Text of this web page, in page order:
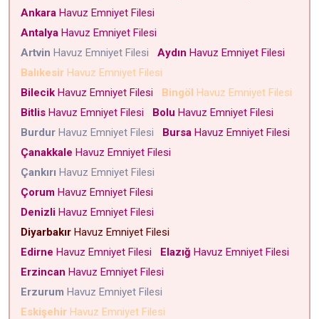
Ankara Havuz Emniyet Filesi
Antalya Havuz Emniyet Filesi
Artvin Havuz Emniyet Filesi Aydın Havuz Emniyet Filesi
Balıkesir Havuz Emniyet Filesi
Bilecik Havuz Emniyet Filesi Bingöl Havuz Emniyet Filesi
Bitlis Havuz Emniyet Filesi Bolu Havuz Emniyet Filesi
Burdur Havuz Emniyet Filesi Bursa Havuz Emniyet Filesi
Çanakkale Havuz Emniyet Filesi
Çankırı Havuz Emniyet Filesi
Çorum Havuz Emniyet Filesi
Denizli Havuz Emniyet Filesi
Diyarbakır Havuz Emniyet Filesi
Edirne Havuz Emniyet Filesi Elazığ Havuz Emniyet Filesi
Erzincan Havuz Emniyet Filesi
Erzurum Havuz Emniyet Filesi
Eskişehir Havuz Emniyet Filesi